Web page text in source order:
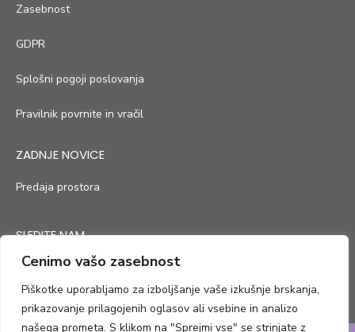
Cenimo vašo zasebnost
Piškotke uporabljamo za izboljšanje vaše izkušnje brskanja,
prikazovanje prilagojenih oglasov ali vsebine in analizo
našega prometa. S klikom na "Sprejmi vse" se strinjate z
Zasebnost
GDPR
Splošni pogoji poslovanja
Pravilnik povrnite in vračil
ZADNJE NOVICE
Predaja prostora
SLEDITE NAM